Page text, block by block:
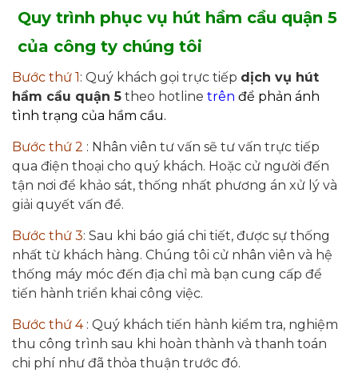
Quy trình phục vụ hút hầm cầu quận 5
của công ty chúng tôi
Bước thứ 1 : Quý khách gọi trực tiếp dịch vụ hút
hầm cầu quận 5 theo hotline trên để phản ánh
tình trạng của hầm cầu.
Bước thứ 2 : Nhân viên tư vấn sẽ tư vấn trực tiếp
qua điện thoại cho quý khách. Hoặc cử người đến
tận nơi để khảo sát, thống nhất phương án xử lý và
giải quyết vấn đề.
Bước thứ 3: Sau khi báo giá chi tiết, được sự thống
nhất từ khách hàng. Chúng tôi cử nhân viên và hệ
thống máy móc đến địa chỉ mà bạn cung cấp để
tiến hành triển khai công việc.
Bước thứ 4: Quý khách tiến hành kiểm tra, nghiệm
thu công trình sau khi hoàn thành và thanh toán
chi phí như đã thỏa thuận trước đó.